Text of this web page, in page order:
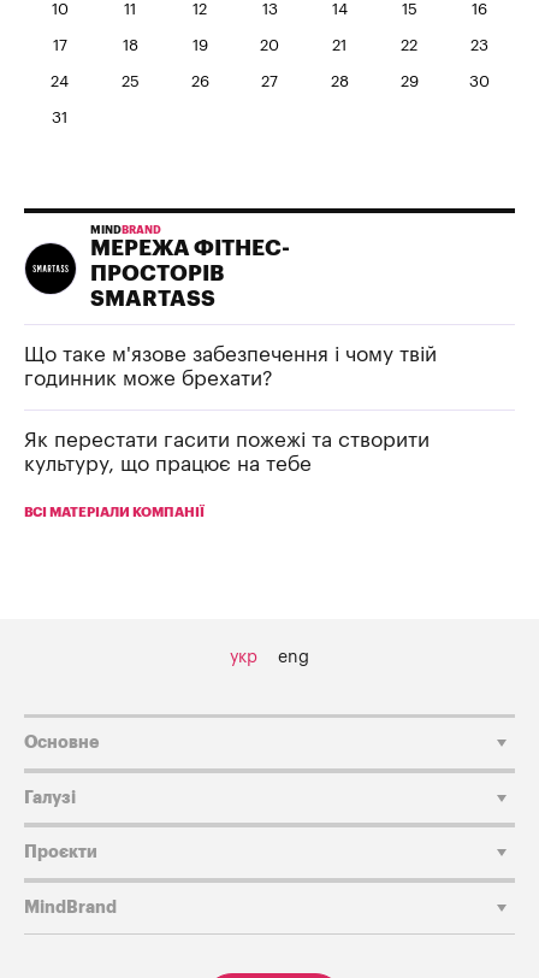
10 11 12 13 14 15 16
17 18 19 20 21 22 23
24 25 26 27 28 29 30
31
MIND BRAND
МЕРЕЖА ФІТНЕС-
ПРОСТОРІВ
SMARTASS
Що таке м'язове забезпечення і чому твій
годинник може брехати?
Як перестати гасити пожежі та створити
культуру, що працює на тебе
ВСІ МАТЕРІАЛИ КОМПАНІЇ
укр eng
Основне
Галузі
Проєкти
MindBrand